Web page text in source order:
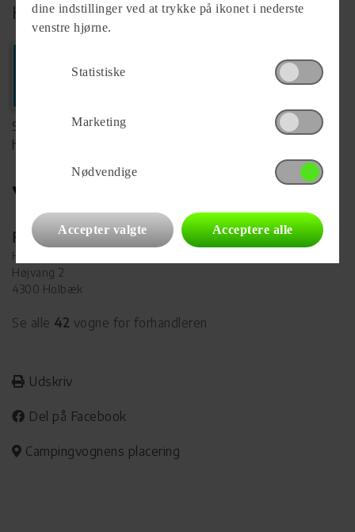
KØB HOS FORHANDLER
+45 59464636
Se komplet info på forhandlerens
hjemmeside
Forhandler
Holbæk CaravanCenter
Højvang 2
4300 Holbæk
Se alle 42 vogne for forhandleren
Udskriv
Del på Facebook
Campingvognens placering
dine indstillinger ved at trykke på ikonet i nederste
venstre hjørne.
Statistiske
Marketing
Nødvendige
Accepter valgte Acceptere alle